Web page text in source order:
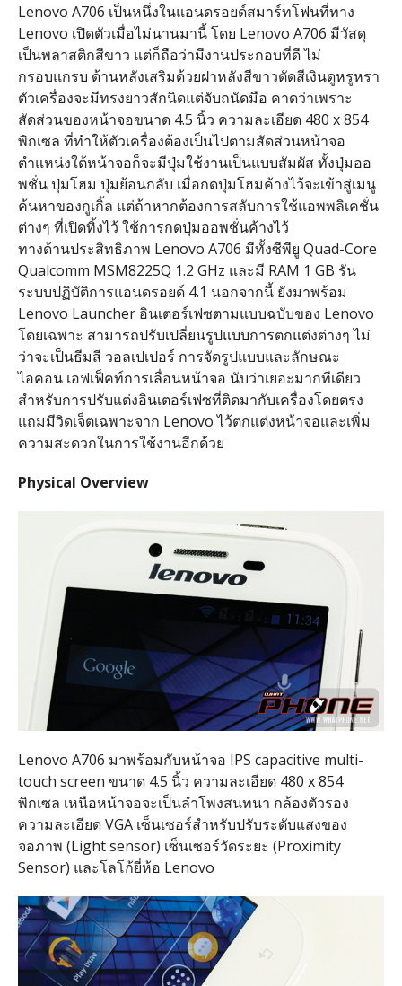
Lenovo A706 เป็นหนึ่งในแอนดรอยด์สมาร์ทโฟนที่ทาง
Lenovo เปิดตัวเมื่อไม่นานมานี้ โดย Lenovo A706 มีวัสดุ
เป็นพลาสติกสีขาว แต่ก็ถือว่ามีงานประกอบที่ดี ไม่
กรอบแกรบ ด้านหลังเสริมด้วยฝาหลังสีขาวตัดสีเงินดูหรูหรา
ตัวเครื่องจะมีทรงยาวสักนิดแต่จับถนัดมือ คาดว่าเพราะ
สัดส่วนของหน้าจอขนาด 4.5 นิ้ว ความละเอียด 480 x 854
พิกเซล ที่ทำให้ตัวเครื่องต้องเป็นไปตามสัดส่วนหน้าจอ
ตำแหน่งใต้หน้าจอก็จะมีปุ่มใช้งานเป็นแบบสัมผัส ทั้งปุ่มออ
พชั่น ปุ่มโฮม ปุ่มย้อนกลับ เมื่อกดปุ่มโฮมค้างไว้จะเข้าสู่เมนู
ค้นหาของกูเกิ้ล แต่ถ้าหากต้องการสลับการใช้แอพพลิเคชั่น
ต่างๆ ที่เปิดทิ้งไว้ ใช้การกดปุ่มออพชั่นค้างไว้
ทางด้านประสิทธิภาพ Lenovo A706 มีทั้งซีพียู Quad-Core
Qualcomm MSM8225Q 1.2 GHz และมี RAM 1 GB รัน
ระบบปฏิบัติการแอนดรอยด์ 4.1 นอกจากนี้ ยังมาพร้อม
Lenovo Launcher อินเตอร์เฟซตามแบบฉบับของ Lenovo
โดยเฉพาะ สามารถปรับเปลี่ยนรูปแบบการตกแต่งต่างๆ ไม่
ว่าจะเป็นธีมสี วอลเปเปอร์ การจัดรูปแบบและลักษณะ
ไอคอน เอฟเฟ็คท์การเลื่อนหน้าจอ นับว่าเยอะมากทีเดียว
สำหรับการปรับแต่งอินเตอร์เฟซที่ติดมากับเครื่องโดยตรง
แถมมีวิดเจ็ตเฉพาะจาก Lenovo ไว้ตกแต่งหน้าจอและเพิ่ม
ความสะดวกในการใช้งานอีกด้วย
Physical Overview
Lenovo A706 มาพร้อมกับหน้าจอ IPS capacitive multi-
touch screen ขนาด 4.5 นิ้ว ความละเอียด 480 x 854
พิกเซล เหนือหน้าจอจะเป็นลำโพงสนทนา กล้องตัวรอง
ความละเอียด VGA เซ็นเซอร์สำหรับปรับระดับแสงของ
จอภาพ (Light sensor) เซ็นเซอร์วัดระยะ (Proximity
Sensor) และโลโก้ยี่ห้อ Lenovo